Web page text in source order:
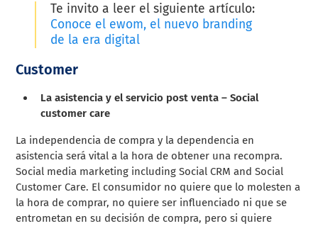
Te invito a leer el siguiente artículo:
Conoce el ewom, el nuevo branding
de la era digital
Customer
La asistencia y el servicio post venta – Social
customer care
La independencia de compra y la dependencia en
asistencia será vital a la hora de obtener una recompra.
Social media marketing including Social CRM and Social
Customer Care. El consumidor no quiere que lo molesten a
la hora de comprar, no quiere ser influenciado ni que se
entrometan en su decisión de compra, pero si quiere